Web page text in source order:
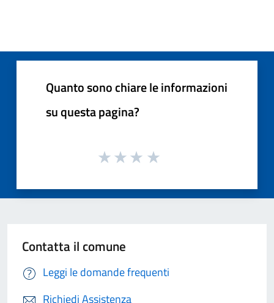
Quanto sono chiare le informazioni
su questa pagina?
Contatta il comune
Leggi le domande frequenti
Richiedi Assistenza